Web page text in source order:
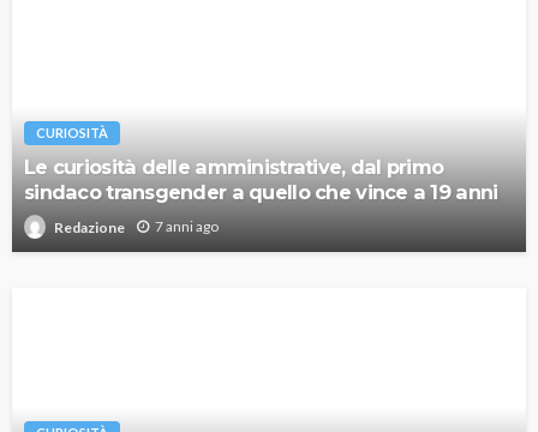
CURIOSITÀ
Le curiosità delle amministrative, dal primo
sindaco transgender a quello che vince a 19 anni
Redazione 7 anni ago